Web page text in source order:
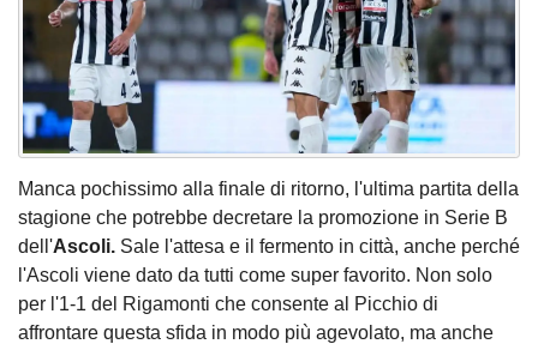
Manca pochissimo alla finale di ritorno, l'ultima partita della
stagione che potrebbe decretare la promozione in Serie B
dell'Ascoli. Sale l'attesa e il fermento in città, anche perché
l'Ascoli viene dato da tutti come super favorito. Non solo
per l'1-1 del Rigamonti che consente al Picchio di
affrontare questa sfida in modo più agevolato, ma anche